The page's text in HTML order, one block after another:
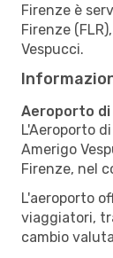
Firenze è
Firenze
Vespucci.
Aeroporto di
L'Aeroporto
Amerigo
Firenze, nel
L'aeroporto
viaggiatori,
cambio